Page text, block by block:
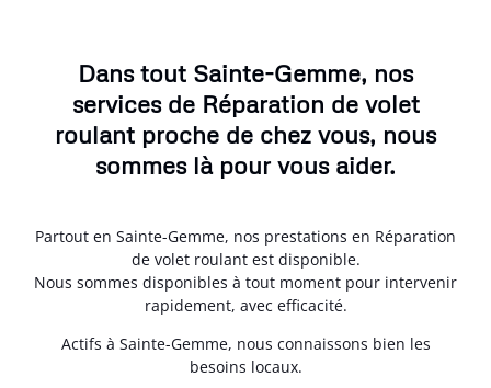
Dans tout Sainte-Gemme, nos
services de Réparation de volet
roulant proche de chez vous, nous
sommes là pour vous aider.
Partout en Sainte-Gemme, nos prestations en Réparation
de volet roulant est disponible.
Nous sommes disponibles à tout moment pour intervenir
rapidement, avec efficacité.
Actifs à Sainte-Gemme, nous connaissons bien les
besoins locaux.